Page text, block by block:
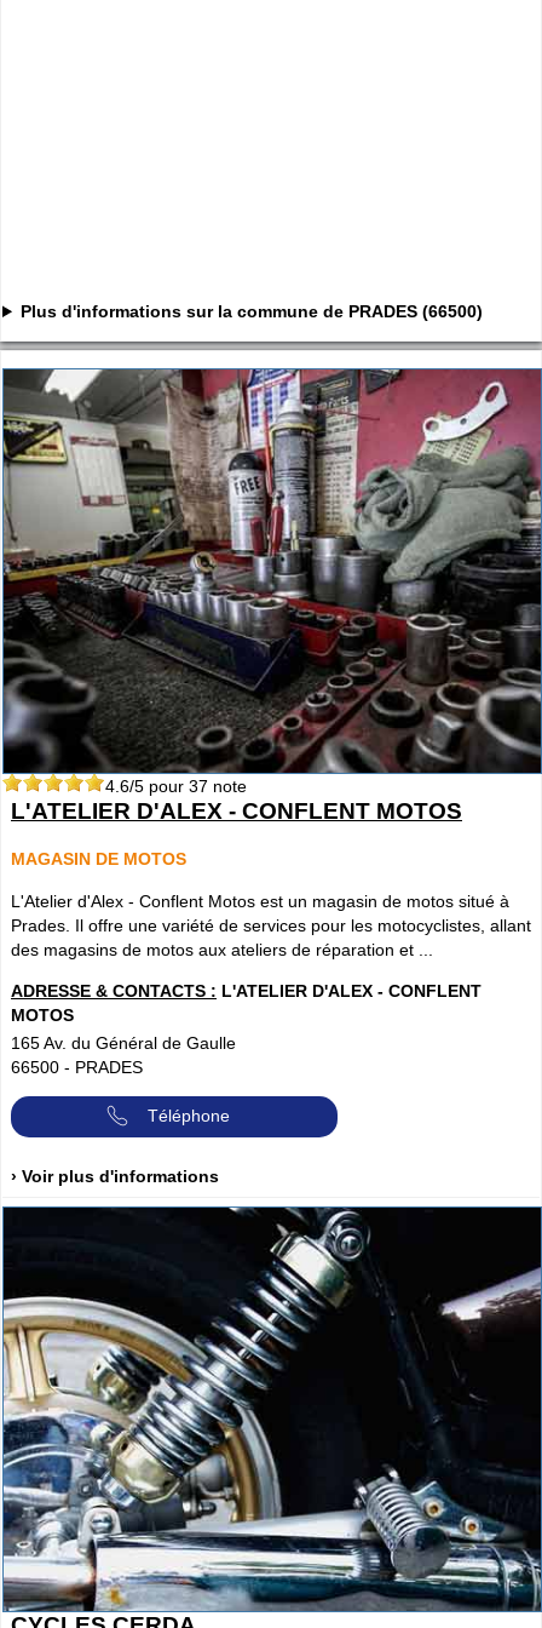
Plus d'informations sur la commune de PRADES (66500)
4.6/5 pour 37 note
L'ATELIER D'ALEX - CONFLENT MOTOS
MAGASIN DE MOTOS
L'Atelier d'Alex - Conflent Motos est un magasin de motos situé à
Prades. Il offre une variété de services pour les motocyclistes, allant
des magasins de motos aux ateliers de réparation et ...
ADRESSE & CONTACTS : L'ATELIER D'ALEX - CONFLENT
MOTOS
165 Av. du Général de Gaulle
66500 - PRADES
Téléphone
› Voir plus d'informations